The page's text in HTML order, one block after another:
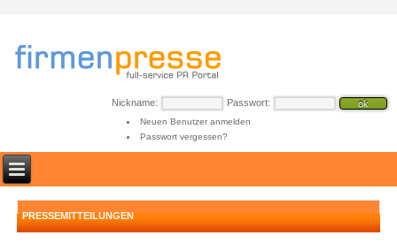
Nickname: Passwort:
Neuen Benutzer anmelden
Passwort vergessen?
PRESSEMITTEILUNGEN